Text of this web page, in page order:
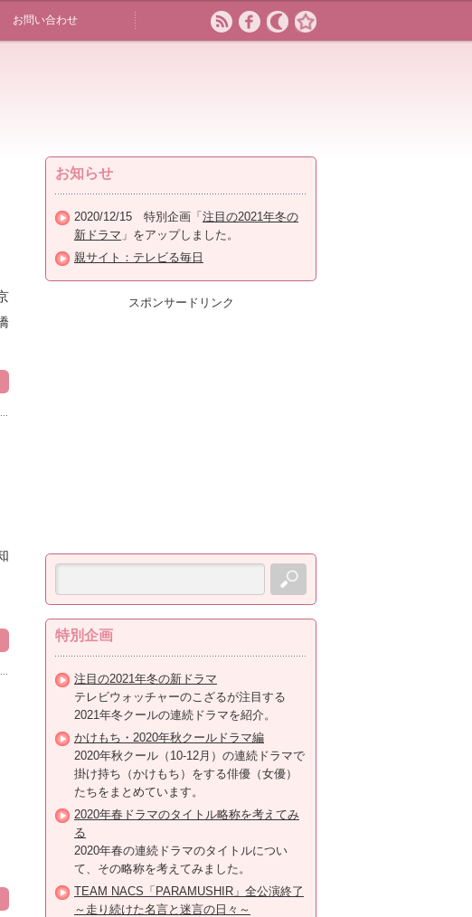
お問い合わせ
お知らせ
2020/12/15 特別企画「 注目の2021年冬の
新ドラマ 」をアップしました。
親サイト：テレビる毎日
スポンサードリンク
特別企画
注目の2021年冬の新ドラマ
テレビウォッチャーのこざるが注目する
2021年冬クールの連続ドラマを紹介。
かけもち・2020年秋クールドラマ編
2020年秋クール（10-12月）の連続ドラマで
掛け持ち（かけもち）をする俳優（女優）
たちをまとめています。
2020年春ドラマのタイトル略称を考えてみ
る
2020年春の連続ドラマのタイトルについ
て、その略称を考えてみました。
TEAM NACS「PARAMUSHIR」全公演終了
～走り続けた名言と迷言の日々～